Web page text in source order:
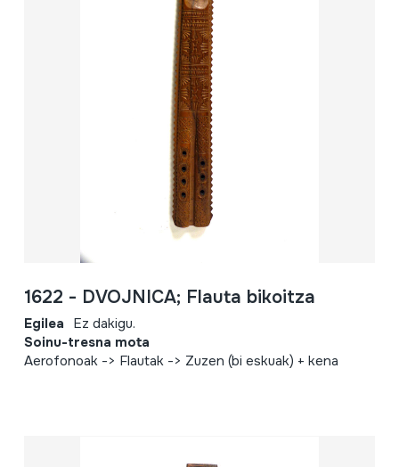
1622 - DVOJNICA; Flauta bikoitza
Egilea Ez dakigu.
Soinu-tresna mota
Aerofonoak -> Flautak -> Zuzen (bi eskuak) + kena